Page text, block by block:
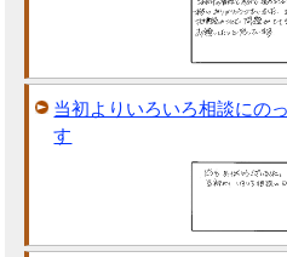
当初よりいろいろ相談にの
す